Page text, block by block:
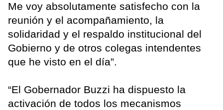
Me voy absolutamente satisfecho con la
reunión y el acompañamiento, la
solidaridad y el respaldo institucional del
Gobierno y de otros colegas intendentes
que he visto en el día”.
“El Gobernador Buzzi ha dispuesto la
activación de todos los mecanismos